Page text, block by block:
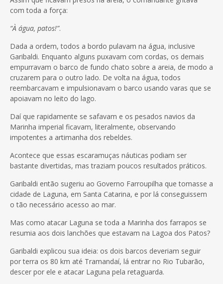
com toda a força:
“À água, patos!”.
Dada a ordem, todos a bordo pulavam na água, inclusive
Garibaldi. Enquanto alguns puxavam com cordas, os demais
empurravam o barco de fundo chato sobre a areia, de modo a
cruzarem para o outro lado. De volta na água, todos
reembarcavam e impulsionavam o barco usando varas que se
apoiavam no leito do lago.
Daí que rapidamente se safavam e os pesados navios da
Marinha imperial ficavam, literalmente, observando
impotentes a artimanha dos rebeldes.
Acontece que essas escaramuças náuticas podiam ser
bastante divertidas, mas traziam poucos resultados práticos.
Garibaldi então sugeriu ao Governo Farroupilha que tomasse a
cidade de Laguna, em Santa Catarina, e por lá conseguissem
o tão necessário acesso ao mar.
Mas como atacar Laguna se toda a Marinha dos farrapos se
resumia aos dois lanchões que estavam na Lagoa dos Patos?
Garibaldi explicou sua ideia: os dois barcos deveriam seguir
por terra os 80 km até Tramandaí, lá entrar no Rio Tubarão,
descer por ele e atacar Laguna pela retaguarda.